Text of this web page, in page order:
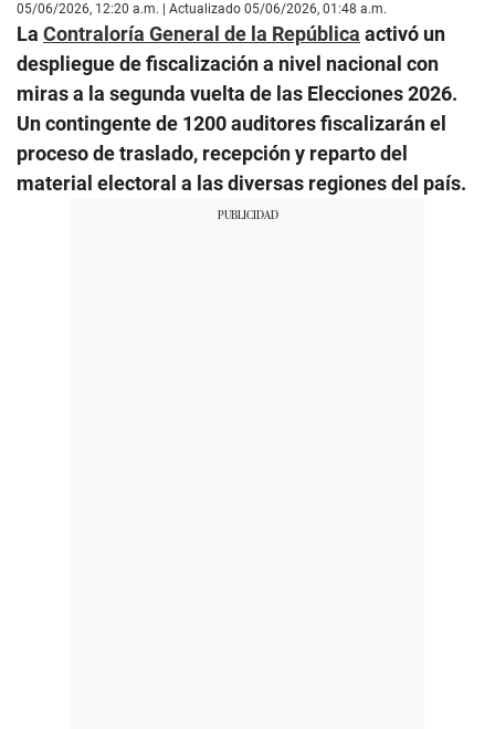
05/06/2026, 12:20 a.m. | Actualizado 05/06/2026, 01:48 a.m.
La Contraloría General de la República activó un
despliegue de fiscalización a nivel nacional con
miras a la segunda vuelta de las Elecciones 2026.
Un contingente de 1200 auditores fiscalizarán el
proceso de traslado, recepción y reparto del
material electoral a las diversas regiones del país.